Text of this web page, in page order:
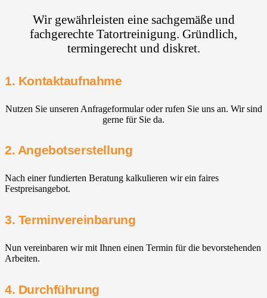
Wir gewährleisten eine sachgemäße und
fachgerechte Tatortreinigung. Gründlich,
termingerecht und diskret.
1. Kontaktaufnahme
Nutzen Sie unseren Anfrageformular oder rufen Sie uns an. Wir sind
gerne für Sie da.
2. Angebotserstellung
Nach einer fundierten Beratung kalkulieren wir ein faires
Festpreisangebot.
3. Terminvereinbarung
Nun vereinbaren wir mit Ihnen einen Termin für die bevorstehenden
Arbeiten.
4. Durchführung